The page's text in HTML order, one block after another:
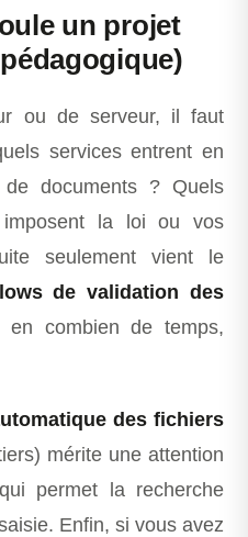
un projet
ou de serveur, il faut
services entrent en
documents ? Quels
imposent la loi ou vos
seulement vient le
de validation des
en combien de temps,
des fichiers
mérite une attention
permet la recherche
Enfin, si vous avez